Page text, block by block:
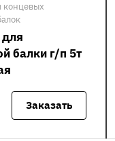
концевых
балки г/п 5т
Заказать